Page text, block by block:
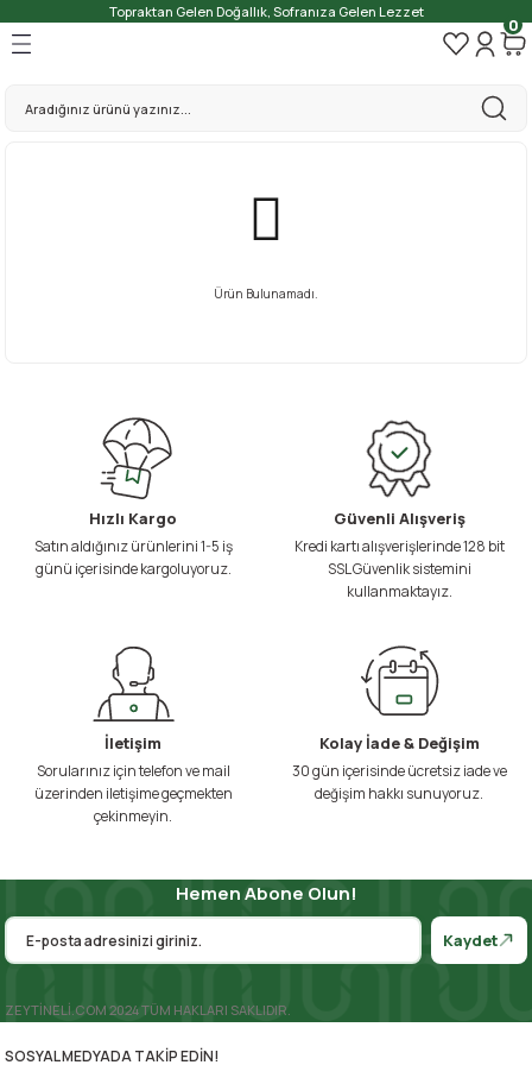
Topraktan Gelen Doğallık, Sofranıza Gelen Lezzet
0
Ürün Bulunamadı.
Hızlı Kargo
Satın aldığınız ürünlerini 1-5 iş
günü içerisinde kargoluyoruz.
Güvenli Alışveriş
Kredi kartı alışverişlerinde 128 bit
SSL Güvenlik sistemini
kullanmaktayız.
İletişim
Sorularınız için telefon ve mail
üzerinden iletişime geçmekten
çekinmeyin.
Kolay İade & Değişim
30 gün içerisinde ücretsiz iade ve
değişim hakkı sunuyoruz.
Hemen Abone Olun!
Kaydet
ZEYTİNELİ.COM 2024 TÜM HAKLARI SAKLIDIR.
SOSYAL MEDYADA TAKİP EDİN!